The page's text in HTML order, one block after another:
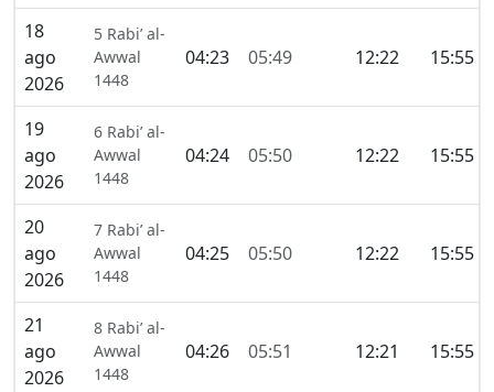
18
ago
2026
5 Rabi’ al-
Awwal
1448
04:23 05:49 12:22 15:55
19
ago
2026
6 Rabi’ al-
Awwal
1448
04:24 05:50 12:22 15:55
20
ago
2026
7 Rabi’ al-
Awwal
1448
04:25 05:50 12:22 15:55
21
ago
2026
8 Rabi’ al-
Awwal
1448
04:26 05:51 12:21 15:55